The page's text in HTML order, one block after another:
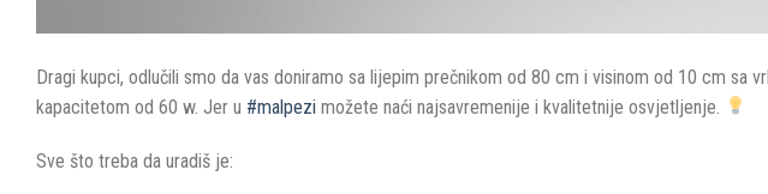
Dragi kupci, odlučili smo da vas doniramo sa lijepim prečnikom od 80 cm i visinom od 10 cm sa
kapacitetom od 60 w. Jer u #malpezi možete naći najsavremenije i kvalitetnije osvjetljenje.
Sve što treba da uradiš je: